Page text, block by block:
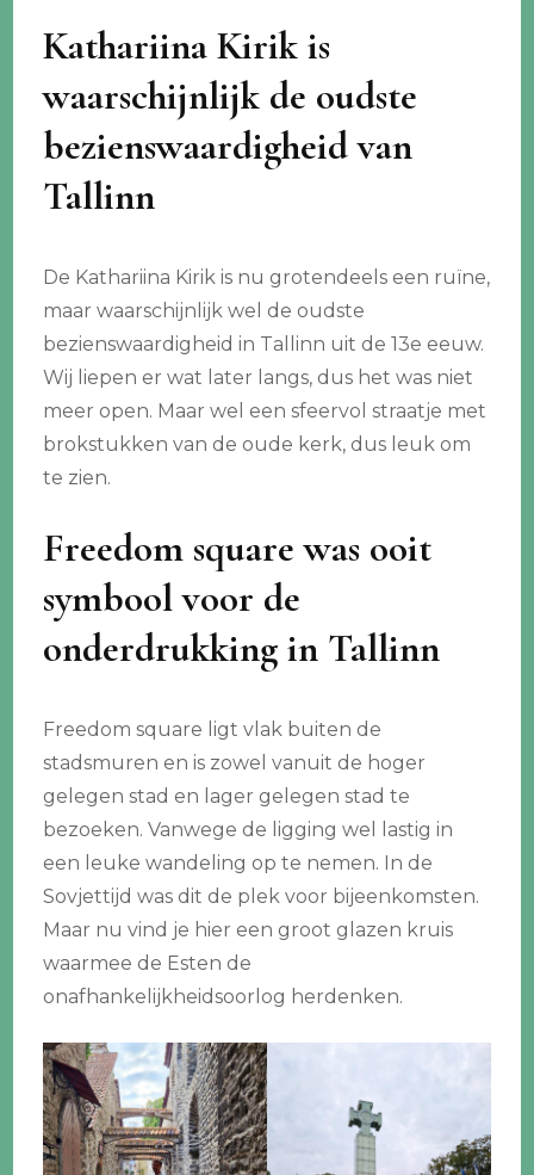
Kathariina Kirik is
waarschijnlijk de oudste
bezienswaardigheid van
Tallinn
De Kathariina Kirik is nu grotendeels een ruïne,
maar waarschijnlijk wel de oudste
bezienswaardigheid in Tallinn uit de 13e eeuw.
Wij liepen er wat later langs, dus het was niet
meer open. Maar wel een sfeervol straatje met
brokstukken van de oude kerk, dus leuk om
te zien.
Freedom square was ooit
symbool voor de
onderdrukking in Tallinn
Freedom square ligt vlak buiten de
stadsmuren en is zowel vanuit de hoger
gelegen stad en lager gelegen stad te
bezoeken. Vanwege de ligging wel lastig in
een leuke wandeling op te nemen. In de
Sovjettijd was dit de plek voor bijeenkomsten.
Maar nu vind je hier een groot glazen kruis
waarmee de Esten de
onafhankelijkheidsoorlog herdenken.